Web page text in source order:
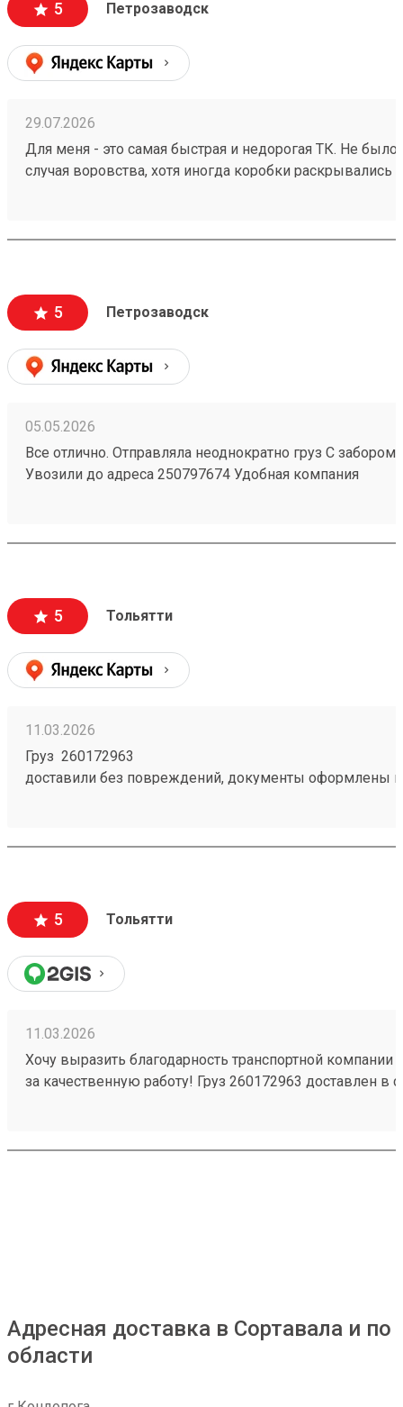
5 Петрозаводск
29.07.2026
Для меня - это самая быстрая и недорогая ТК. Не было
случая воровства, хотя иногда коробки раскрывались
день.
5 Петрозаводск
05.05.2026
Все отлично. Отправляла неоднократно груз С забором
Увозили до адреса 250797674 Удобная компания
5 Тольятти
11.03.2026
Груз 260172963
доставили без повреждений, документы оформлены
5 Тольятти
11.03.2026
Хочу выразить благодарность транспортной компании
за качественную работу! Груз 260172963 доставлен в
Адресная доставка в Сортавала и по
области